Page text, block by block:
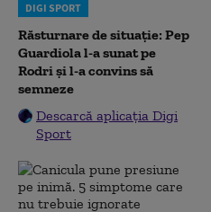
DIGI SPORT
Răsturnare de situație: Pep
Guardiola l-a sunat pe
Rodri și l-a convins să
semneze
Descarcă aplicația Digi
Sport